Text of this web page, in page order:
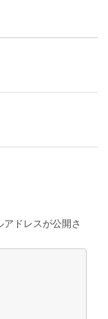
ドレスが公開さ